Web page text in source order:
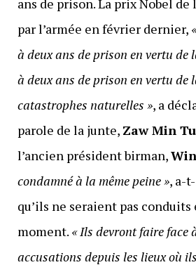
par l’armée en février dernier,
à deux ans de prison en vertu de
à deux ans de prison en vertu de
catastrophes naturelles », a
parole de la junte, Zaw Min
l’ancien président birman,
condamné à la même peine », a-
qu’ils ne seraient pas
moment. « Ils devront faire face
accusations depuis les lieux où